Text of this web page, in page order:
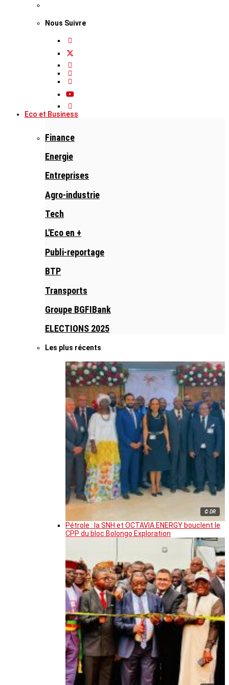
Nous Suivre
Eco et Business
Finance
Energie
Entreprises
Agro-industrie
Tech
L'Eco en +
Publi-reportage
BTP
Transports
Groupe BGFIBank
ELECTIONS 2025
Les plus récents
© DR
Pétrole : la SNH et OCTAVIA ENERGY bouclent le
CPP du bloc Bolongo Exploration